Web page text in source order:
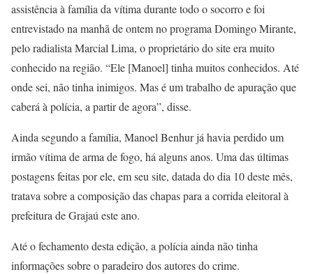
assistência à família da vítima durante todo o socorro e foi
entrevistado na manhã de ontem no programa Domingo Mirante,
pelo radialista Marcial Lima, o proprietário do site era muito
conhecido na região. “Ele [Manoel] tinha muitos conhecidos. Até
onde sei, não tinha inimigos. Mas é um trabalho de apuração que
caberá à polícia, a partir de agora”, disse.
Ainda segundo a família, Manoel Benhur já havia perdido um
irmão vítima de arma de fogo, há alguns anos. Uma das últimas
postagens feitas por ele, em seu site, datada do dia 10 deste mês,
tratava sobre a composição das chapas para a corrida eleitoral à
prefeitura de Grajaú este ano.
Até o fechamento desta edição, a polícia ainda não tinha
informações sobre o paradeiro dos autores do crime.